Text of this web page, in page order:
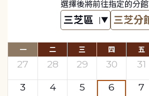
選擇後將前往指定的分館
一 二 三 四 五
27 28 29 30 31
3
4 5 6 7